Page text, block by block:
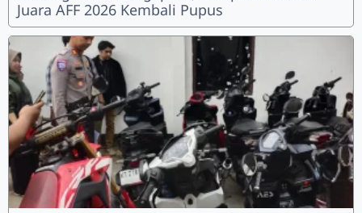
Juara AFF 2026 Kembali Pupus